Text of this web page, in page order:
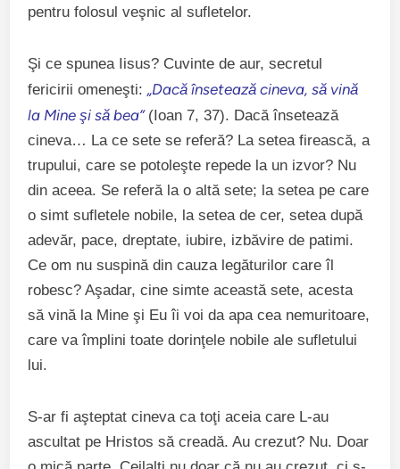
pentru folosul veşnic al sufletelor.
Şi ce spunea Iisus? Cuvinte de aur, secretul
fericirii omeneşti:„Dacă însetează cineva, să vină
la Mine şi să bea” (Ioan 7, 37). Dacă însetează
cineva… La ce sete se referă? La setea firească, a
trupului, care se potoleşte repede la un izvor? Nu
din aceea. Se referă la o altă sete; la setea pe care
o simt sufletele nobile, la setea de cer, setea după
adevăr, pace, dreptate, iubire, izbăvire de patimi.
Ce om nu suspină din cauza legăturilor care îl
robesc? Aşadar, cine simte această sete, acesta
să vină la Mine şi Eu îi voi da apa cea nemuritoare,
care va împlini toate dorinţele nobile ale sufletului
lui.
S-ar fi aşteptat cineva ca toţi aceia care L-au
ascultat pe Hristos să creadă. Au crezut? Nu. Doar